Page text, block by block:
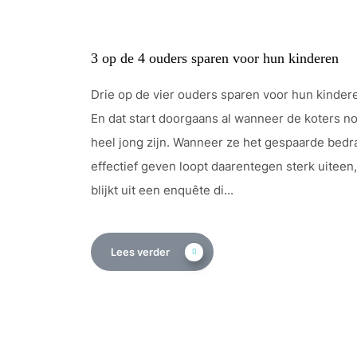
3 op de 4 ouders sparen voor hun kinderen
Drie op de vier ouders sparen voor hun
En dat start doorgaans al wanneer de koters
heel jong zijn. Wanneer ze het gespaarde
effectief geven loopt daarentegen sterk uiteen,
blijkt uit een enquête di...
Lees verder